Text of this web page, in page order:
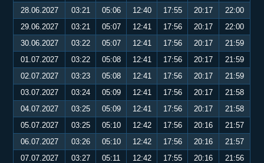
28.06.2027
03:21 05:06 12:40 17:55 20:17
22:00
29.06.2027
03:21 05:07 12:41 17:56 20:17
22:00
30.06.2027
03:22 05:07 12:41 17:56 20:17
21:59
01.07.2027
03:22 05:08 12:41 17:56 20:17
21:59
02.07.2027
03:23 05:08 12:41 17:56 20:17
21:59
03.07.2027
03:24 05:09 12:41 17:56 20:17
21:58
04.07.2027
03:25 05:09 12:41 17:56 20:17
21:58
05.07.2027
03:25 05:10 12:42 17:56 20:16
21:57
06.07.2027
03:26 05:10 12:42 17:56 20:16
21:57
07.07.2027
03:27 05:11 12:42 17:55 20:16
21:56